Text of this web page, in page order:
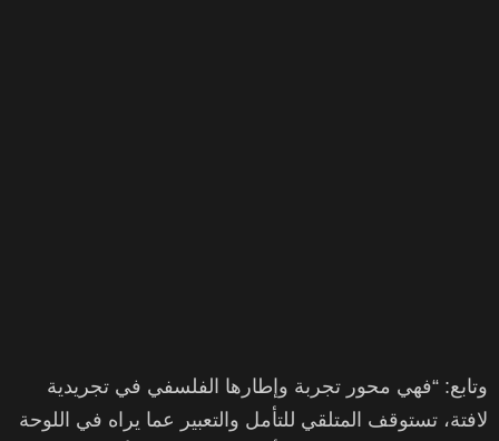
وتابع: “فهي محور تجربة وإطارها الفلسفي في تجريدية
لافتة، تستوقف المتلقي للتأمل والتعبير عما يراه في اللوحة